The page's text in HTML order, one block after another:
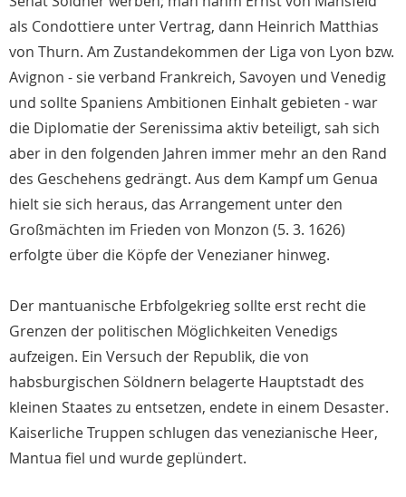
als Condottiere unter Vertrag, dann Heinrich Matthias
von Thurn. Am Zustandekommen der Liga von Lyon bzw.
Avignon - sie verband Frankreich, Savoyen und Venedig
und sollte Spaniens Ambitionen Einhalt gebieten - war
die Diplomatie der Serenissima aktiv beteiligt, sah sich
aber in den folgenden Jahren immer mehr an den Rand
des Geschehens gedrängt. Aus dem Kampf um Genua
hielt sie sich heraus, das Arrangement unter den
Großmächten im Frieden von Monzon (5. 3. 1626)
erfolgte über die Köpfe der Venezianer hinweg.
Der mantuanische Erbfolgekrieg sollte erst recht die
Grenzen der politischen Möglichkeiten Venedigs
aufzeigen. Ein Versuch der Republik, die von
habsburgischen Söldnern belagerte Hauptstadt des
kleinen Staates zu entsetzen, endete in einem Desaster.
Kaiserliche Truppen schlugen das venezianische Heer,
Mantua fiel und wurde geplündert.